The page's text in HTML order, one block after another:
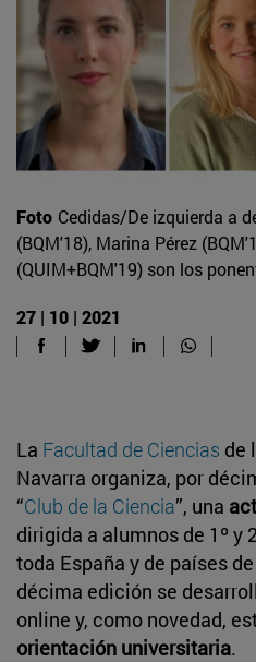
Foto Cedidas/De izquierda a
(BQM'18), Marina Pérez
(QUIM+BQM'19) son los
27 | 10 | 2021
La Facultad de Ciencias de
Navarra organiza, por
“Club de la Ciencia”, una
dirigida a alumnos de 1º y
toda España y de países
décima edición se
online y, como novedad,
orientación universitaria.